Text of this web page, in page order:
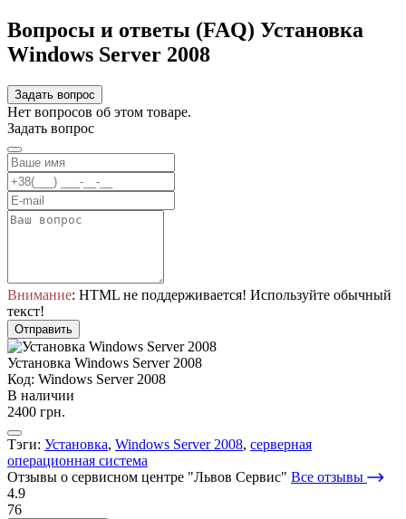
Вопросы и ответы (FAQ) Установка
Windows Server 2008
Задать вопрос
Нет вопросов об этом товаре.
Задать вопрос
Внимание: HTML не поддерживается! Используйте обычный
текст!
Отправить
Установка Windows Server 2008
Код: Windows Server 2008
В наличии
2400 грн.
Тэги: Установка, Windows Server 2008, серверная
операционная система
Отзывы о сервисном центре "Львов Сервис" Все отзывы
4.9
76